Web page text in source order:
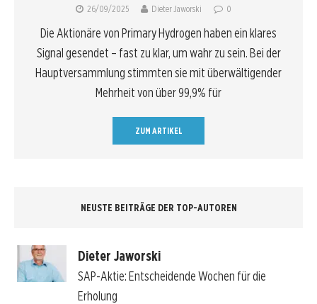
26/09/2025 Dieter Jaworski 0
Die Aktionäre von Primary Hydrogen haben ein klares
Signal gesendet – fast zu klar, um wahr zu sein. Bei der
Hauptversammlung stimmten sie mit überwältigender
Mehrheit von über 99,9% für
ZUM ARTIKEL
NEUSTE BEITRÄGE DER TOP-AUTOREN
Dieter Jaworski
SAP-Aktie: Entscheidende Wochen für die
Erholung